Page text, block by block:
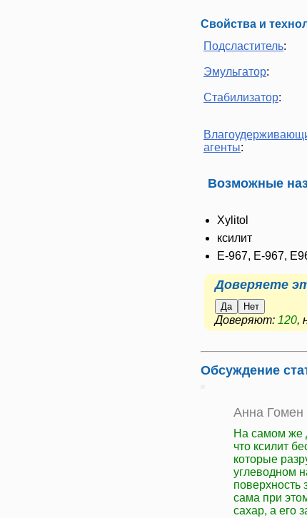
Свойства и
Подсластитель:
Эмульгатор:
Стабилизатор:
агенты:
Возможные
Xylitol
ксилит
E-967, Е-967,
Доверяете
Да Нет
Доверяют: 120,
Обсуждение
Анна Гомен
На самом же
что ксилит
которые
углеводном
поверхность
сама при
сахар, а его